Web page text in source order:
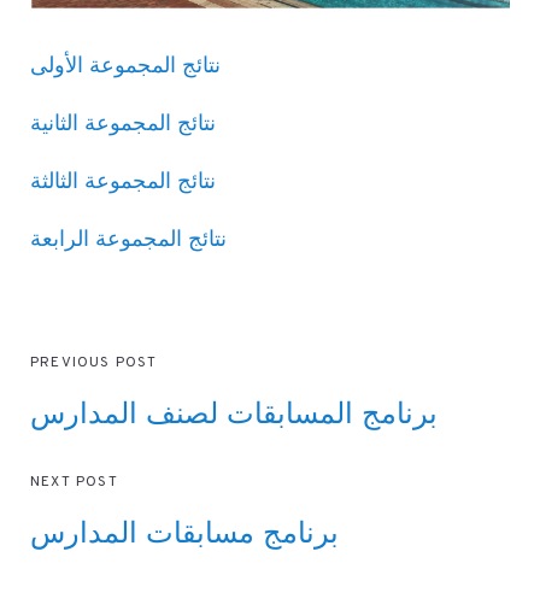
نتائج المجموعة الأولى
نتائج المجموعة الثانية
نتائج المجموعة الثالثة
نتائج المجموعة الرابعة
PREVIOUS POST
برنامج المسابقات لصنف المدارس
NEXT POST
برنامج مسابقات المدارس